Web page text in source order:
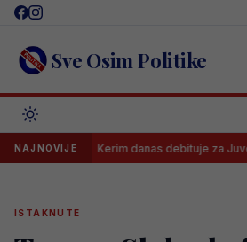
Skip
content Sve Osim Politike
NAJNOVIJEKerim danas debituje za Juventus,
ISTAKNUTE